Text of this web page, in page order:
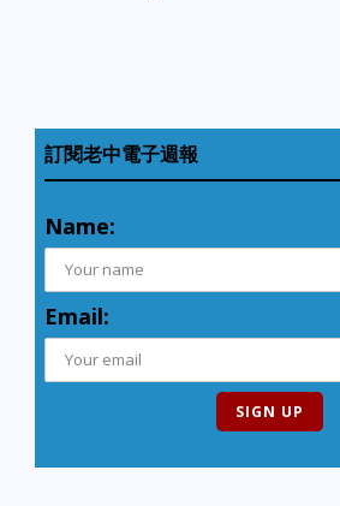
訂閱老中電子週報
Name:
Email: